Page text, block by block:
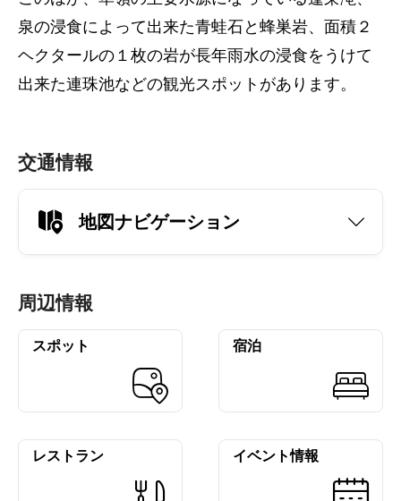
泉の浸食によって出来た青蛙石と蜂巣岩、面積２
ヘクタールの１枚の岩が長年雨水の浸食をうけて
出来た連珠池などの観光スポットがあります。
交通情報
地図ナビゲーション
周辺情報
スポット 宿泊
レストラン イベント情報